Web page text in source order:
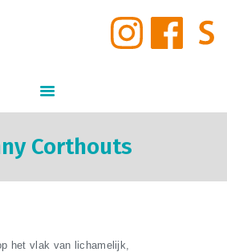
Corthouts
Den Brandt
TOUR DOOR DE
het vlak van lichamelijk,